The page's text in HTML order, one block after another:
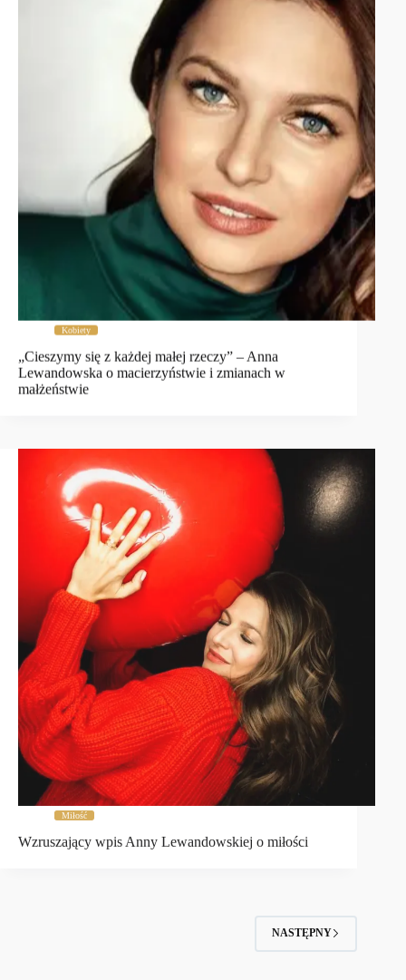
Kobiety
„Cieszymy się z każdej małej rzeczy” – Anna
Lewandowska o macierzyństwie i zmianach w
małżeństwie
Miłość
Wzruszający wpis Anny Lewandowskiej o miłości
NASTĘPNY